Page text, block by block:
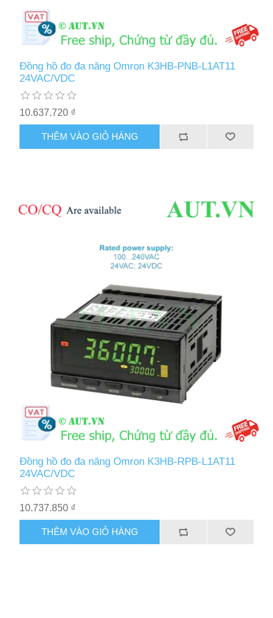
Đồng hồ đo đa năng Omron K3HB-PNB-L1AT11
24VAC/VDC
10.637.720 ₫
THÊM VÀO GIỎ HÀNG
Đồng hồ đo đa năng Omron K3HB-RPB-L1AT11
24VAC/VDC
10.737.850 ₫
THÊM VÀO GIỎ HÀNG